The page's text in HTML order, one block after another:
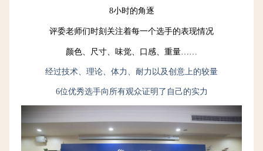
8小时的角逐
评委老师们时刻关注着每一个选手的表现情况
颜色、尺寸、味觉、口感、重量……
经过技术、理论、体力、耐力以及创意上的较量
6位优秀选手向所有观众证明了自己的实力